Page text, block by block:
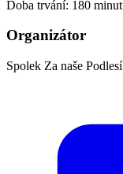
Doba trvání: 180 minut
Organizátor
Spolek Za naše Podlesí